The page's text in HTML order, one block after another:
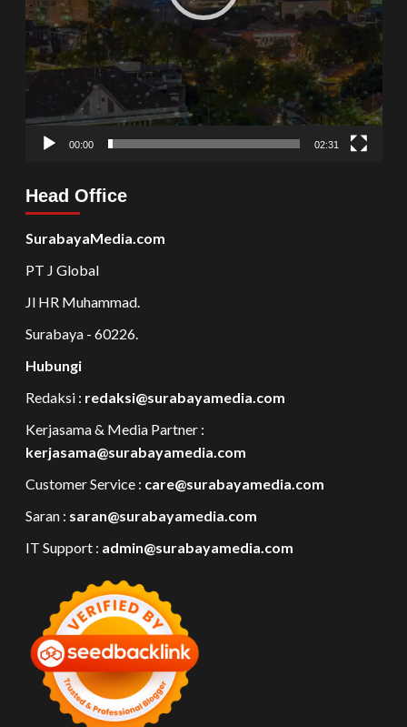
00:00 02:31
Head Office
SurabayaMedia.com
PT J Global
Jl HR Muhammad.
Surabaya - 60226.
Hubungi
Redaksi : redaksi@surabayamedia.com
Kerjasama & Media Partner :
kerjasama@surabayamedia.com
Customer Service : care@surabayamedia.com
Saran : saran@surabayamedia.com
IT Support : admin@surabayamedia.com